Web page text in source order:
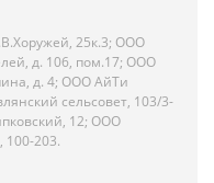
25к.3; ООО
д. 106, пом.17; ООО
д. 4; ООО АйТи
сельсовет, 103/3-
12; ООО
100-203.